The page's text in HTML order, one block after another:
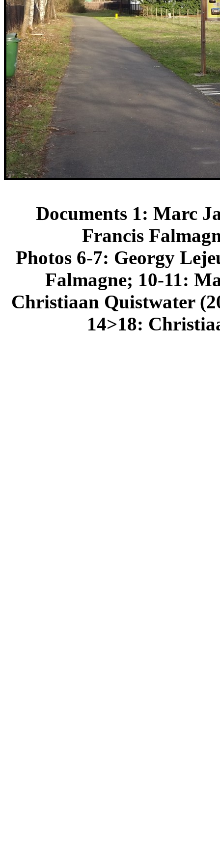
Documents 1: Marc
Francis
Photos 6-7: Georgy
Falmagne; 10-11:
Christiaan Quistwater
14>18: